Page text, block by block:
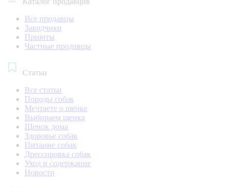
Все продавцы
Заводчики
Приюты
Частные продавцы
Статьи
Все статьи
Породы собак
Мечтаете о щенке
Выбираем щенка
Щенок дома
Здоровье собак
Питание собак
Дрессировка собак
Уход и содержание
Новости